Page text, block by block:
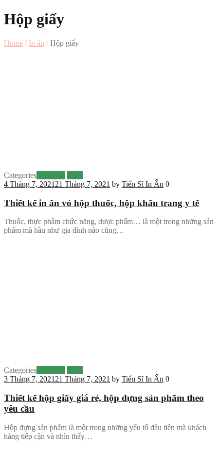
Hộp giấy
Home / In ấn /Hộp giấy
Categories
4 Tháng 7, 2021 21 Tháng 7, 2021 by Tiến Sĩ In Ấn 0
Thiết kế in ấn vỏ hộp thuốc, hộp khẩu trang y tế
Thuốc, thực phẩm chức năng, dược phẩm… là một trong những sản
phẩm mà hầu như gia đình nào cũng…
Categories
3 Tháng 7, 2021 21 Tháng 7, 2021 by Tiến Sĩ In Ấn 0
Thiết kế hộp giấy giá rẻ, hộp đựng sản phẩm theo
yêu cầu
Hộp đựng sản phẩm là một trong những yếu tố đầu tiên mà khách
hàng tiếp cận và nhìn thấy…